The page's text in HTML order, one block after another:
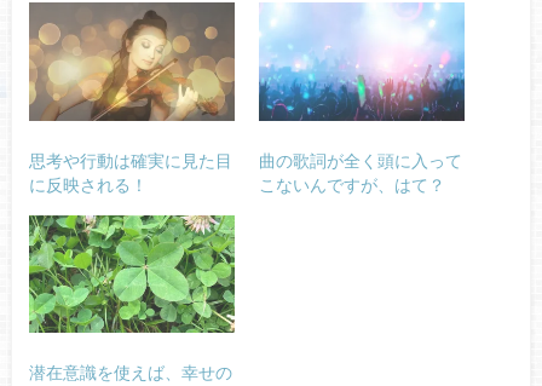
思考や行動は確実に見た目
に反映される！
曲の歌詞が全く頭に入って
こないんですが、はて？
潜在意識を使えば、幸せの